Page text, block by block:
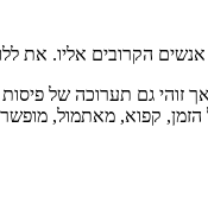
אנשים הקרובים אליו.
גם תערוכה של
קפוא, מאתמול,